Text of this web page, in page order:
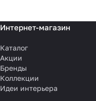
Интернет-магазин
Каталог
Акции
Бренды
Коллекции
Идеи интерьера